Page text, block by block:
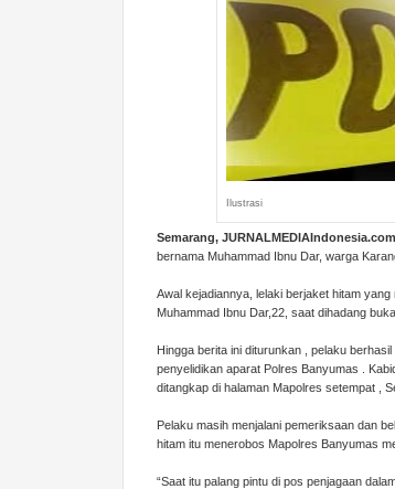
Ilustrasi
Semarang, JURNALMEDIAIndonesia.com
bernama Muhammad Ibnu Dar, warga
Awal kejadiannya, lelaki berjaket hitam
Muhammad Ibnu Dar,22, saat dihadang
Hingga berita ini diturunkan , pelaku
penyelidikan aparat Polres Banyumas .
ditangkap di halaman Mapolres setempat ,
Pelaku masih menjalani pemeriksaan dan
hitam itu menerobos Mapolres Banyumas
“Saat itu palang pintu di pos penjagaan